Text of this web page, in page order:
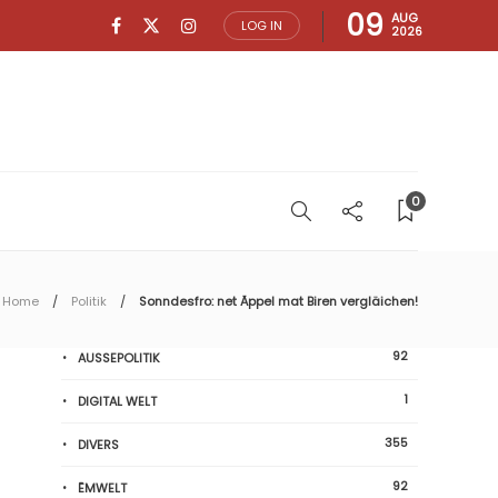
LOG IN 09 AUG
2026
0
Home Politik Sonndesfro: net Äppel mat Biren vergläichen!
AUSSEPOLITIK 92
DIGITAL WELT 1
DIVERS 355
ËMWELT 92